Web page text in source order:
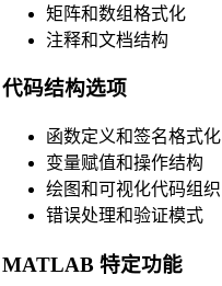
CSS Beautifier
JavaScript Beautifier
JSX Beautifier
Vue Beautifier
SCSS Beautifier
JSON Beautifier
矩阵和数组格式化
注释和文档结构
代码结构选项
函数定义和签名格式化
变量赋值和操作结构
绘图和可视化代码组织
错误处理和验证模式
MATLAB 特定功能